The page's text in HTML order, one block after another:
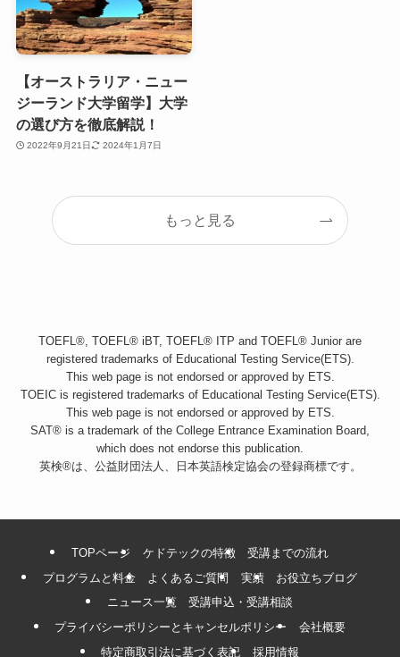
【オーストラリア・ニュー
ジーランド大学留学】大学
の選び方を徹底解説！
2022年9月21日 2024年1月7日
もっと見る
TOEFL®, TOEFL® iBT, TOEFL® ITP and TOEFL® Junior are
registered trademarks of Educational Testing Service(ETS).
This web page is not endorsed or approved by ETS.
TOEIC is registered trademarks of Educational Testing Service(ETS).
This web page is not endorsed or approved by ETS.
SAT® is a trademark of the College Entrance Examination Board,
which does not endorse this publication.
英検®は、公益財団法人、日本英語検定協会の登録商標です。
TOPページ ケドテックの特徴
受講までの流れ
プログラムと料金
よくあるご質問 実績
お役立ちブログ
ニュース一覧
受講申込・受講相談
プライバシーポリシーとキャンセルポリシー
会社概要
特定商取引法に基づく表記
採用情報